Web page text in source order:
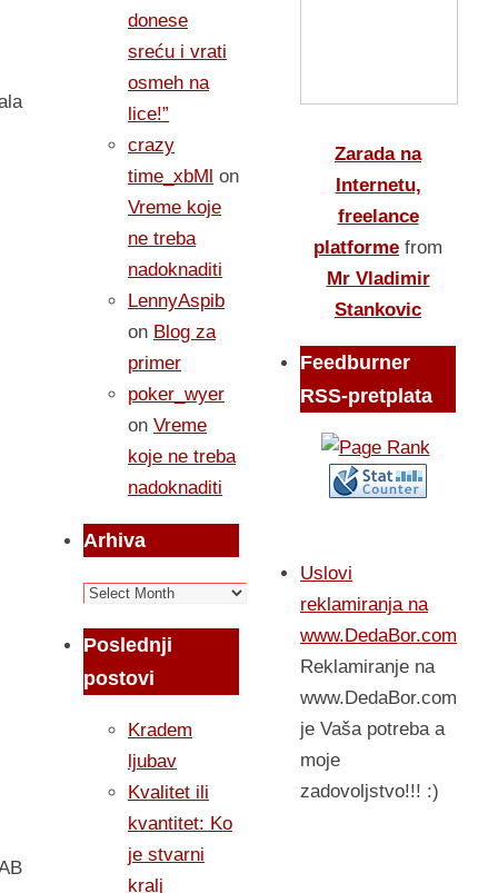
donese
sreću i vrati
osmeh na
lice!”
crazy
time_xbMl on
Vreme koje
ne treba
nadoknaditi
LennyAspib
on Blog za
primer
poker_wyer
on Vreme
koje ne treba
nadoknaditi
Arhiva
Arhiva
Poslednji
postovi
Kradem
ljubav
Kvalitet ili
kvantitet: Ko
je stvarni
kralj
Zarada na
Internetu,
freelance
platforme from
Mr Vladimir
Stankovic
Feedburner
RSS-pretplata
Uslovi
reklamiranja na
www.DedaBor.com
Reklamiranje na
www.DedaBor.com
je Vaša potreba a
moje
zadovoljstvo!!! :)